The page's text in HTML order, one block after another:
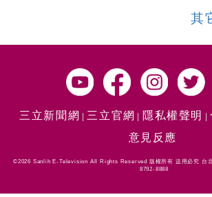
其
三立新聞網 三立官網 隱私權聲明
意見反應
©2026 Sanlih E-Television All Rights Reserved 版權所有 盜用必究 台
8792-8888